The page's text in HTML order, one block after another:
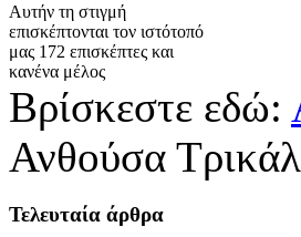
Αυτήν τη στιγμή
επισκέπτονται τον ιστότοπό
μας 172 επισκέπτες και
κανένα μέλος
Βρίσκεστε εδώ:
Ανθούσα
Τελευταία άρθρα